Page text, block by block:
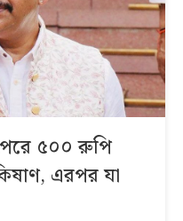
৫০০ রুপি
এরপর যা